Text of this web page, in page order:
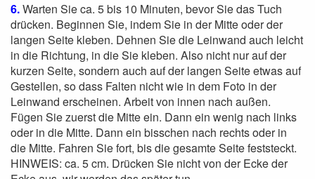
6.Warten Sie ca. 5 bis 10 Minuten, bevor Sie das Tuch
drücken. Beginnen Sie, indem Sie in der Mitte oder der
langen Seite kleben. Dehnen Sie die Leinwand auch leicht
in die Richtung, in die Sie kleben. Also nicht nur auf der
kurzen Seite, sondern auch auf der langen Seite etwas auf
Gestellen, so dass Falten nicht wie in dem Foto in der
Leinwand erscheinen. Arbeit von innen nach außen.
Fügen Sie zuerst die Mitte ein. Dann ein wenig nach links
oder in die Mitte. Dann ein bisschen nach rechts oder in
die Mitte. Fahren Sie fort, bis die gesamte Seite feststeckt.
HINWEIS: ca. 5 cm. Drücken Sie nicht von der Ecke der